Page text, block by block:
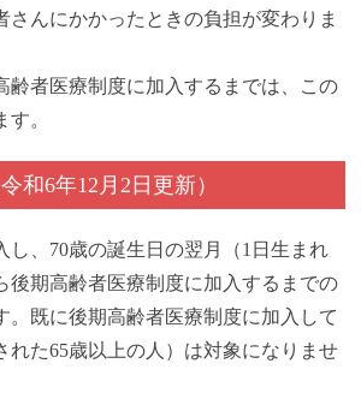
さんにかかったときの負担が変わりま
齢者医療制度に加入するまでは、この
。
和6年12月2日更新）
し、70歳の誕生日の翌月（1日生まれ
後期高齢者医療制度に加入するまでの
。既に後期高齢者医療制度に加入して
れた65歳以上の人）は対象になりませ